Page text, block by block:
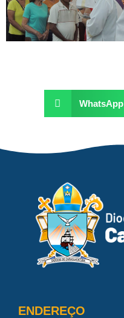
WhatsApp
ENDEREÇO